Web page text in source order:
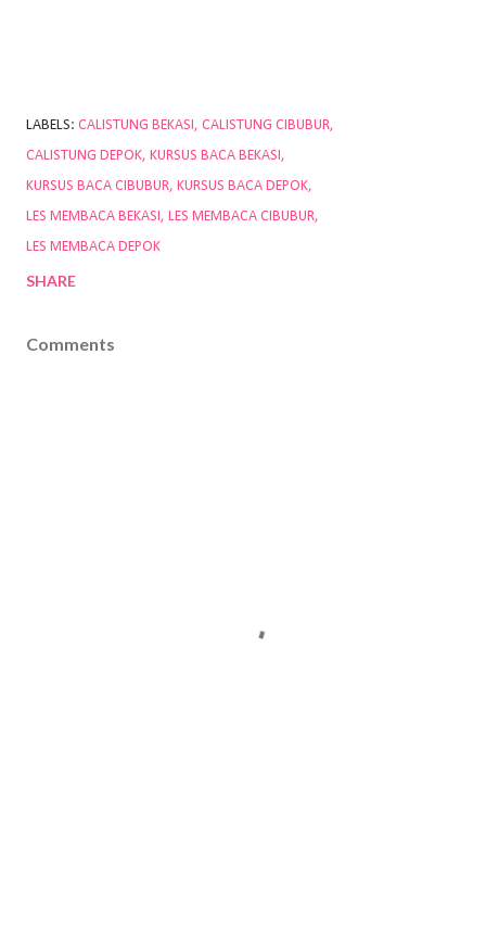
LABELS: CALISTUNG BEKASI
CALISTUNG CIBUBUR
CALISTUNG DEPOK KURSUS BACA BEKASI
KURSUS BACA CIBUBUR KURSUS BACA DEPOK
LES MEMBACA BEKASI
LES MEMBACA CIBUBUR
LES MEMBACA DEPOK
SHARE
Comments